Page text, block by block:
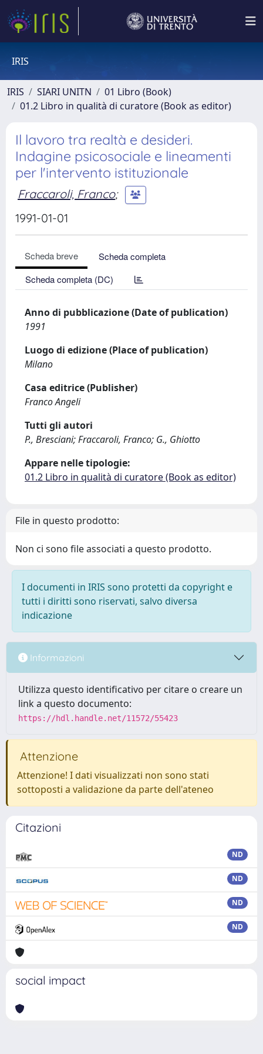
IRIS
IRIS SIARI UNITN
01 Libro (Book)
01.2 Libro in qualità di curatore (Book as editor)
Il lavoro tra realtà e desideri.
Indagine psicosociale e lineamenti
per l'intervento istituzionale
Fraccaroli, Franco;
1991-01-01
Scheda breve
Scheda completa
Scheda completa (DC)
Anno di pubblicazione (Date of publication)
1991
Luogo di edizione (Place of publication)
Milano
Casa editrice (Publisher)
Franco Angeli
Tutti gli autori
P., Bresciani; Fraccaroli, Franco; G., Ghiotto
Appare nelle tipologie:
01.2 Libro in qualità di curatore (Book as editor)
File in questo prodotto:
Non ci sono file associati a questo prodotto.
I documenti in IRIS sono protetti da copyright e
tutti i diritti sono riservati, salvo diversa
indicazione
Informazioni
Utilizza questo identificativo per citare o creare un
link a questo documento:
https://hdl.handle.net/11572/55423
Attenzione
Attenzione! I dati visualizzati non sono stati
sottoposti a validazione da parte dell'ateneo
Citazioni
ND
ND
ND
ND
social impact